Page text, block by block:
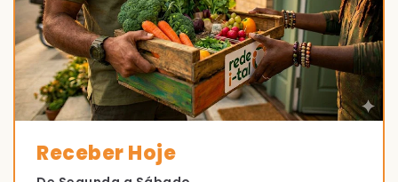
Receber Hoje